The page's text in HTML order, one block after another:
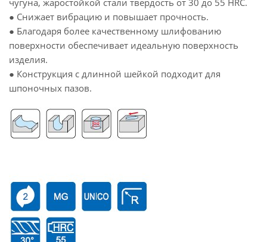
чугуна, жаростойкой стали твердость от 30 до 55 HRC.
● Снижает вибрацию и повышает прочность.
● Благодаря более качественному шлифованию
поверхности обеспечивает идеальную поверхность
изделия.
● Конструкция с длинной шейкой подходит для
шпоночных пазов.